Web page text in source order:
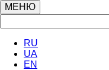
МЕНЮ
RU
UA
EN